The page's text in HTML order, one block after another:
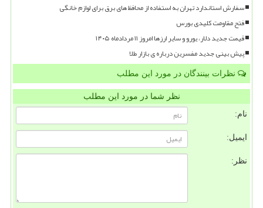
سفارش استاندارد تهران به استفاده از محافظ های برق برای لوازم خانگی
فتح مقاومت کلیدی بورس
قیمت جدید دلار، یورو و سایر ارزها امروز ۱۱ مردادماه ۱۴۰۵
پیش بینی جدید مفسرین درباره ی بازار طلا
نظرات بینندگان در مورد این مطلب
نظر شما در مورد این مطلب
نام:
ایمیل:
نظر: